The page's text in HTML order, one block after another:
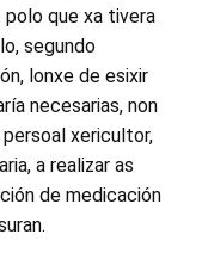
que xa tivera
segundo
lonxe de esixir
necesarias, non
xericultor,
a realizar as
de medicación